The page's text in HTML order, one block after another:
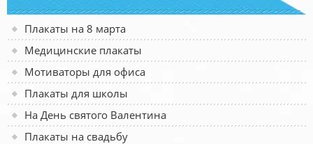
Плакаты на 8 марта
Медицинские плакаты
Мотиваторы для офиса
Плакаты для школы
На День святого Валентина
Плакаты на свадьбу